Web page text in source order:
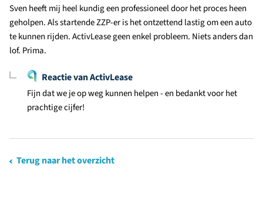
Sven heeft mij heel kundig een professioneel door het proces heen
geholpen. Als startende ZZP-er is het ontzettend lastig om een auto
te kunnen rijden. ActivLease geen enkel probleem. Niets anders dan
lof. Prima.
Reactie van ActivLease
Fijn dat we je op weg kunnen helpen - en bedankt voor het
prachtige cijfer!
Terug naar het overzicht